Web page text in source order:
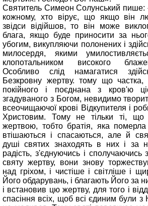
Святитель Симеон Солунський пише:
кожному, хто вірує, що якщо він
звідси відійшов, то він може
блага, якщо буде приносити за
убогим, викупляючи полонених і
милосердя, якими
клопотальником високого
Особливо слід намагатися
Безкровну жертву. тому що частка,
покійного і поєднана з кров'ю
згадуваного з Богом, невидимо
всеочищаючої крові Відкупителя і
Христовим. Тому не тільки ті, що
жертвою, тобто братія, яка
втішаються і спасаються, але й
душі святих знаходять в них і за
радість, з'єднуючись і
святу жертву, вони знову
над гріхом, і чистіше і світліше і
Його обдарувань, і благають Його за
і встановив цю жертву, для того і
спасіння всіх, щоб вcі єдиним були